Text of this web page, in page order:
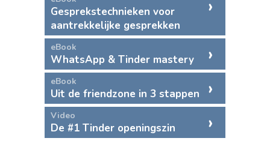
Gesprekstechnieken voor
aantrekkelijke gesprekken
eBook
WhatsApp & Tinder mastery
eBook
Uit de friendzone in 3 stappen
Video
De #1 Tinder openingszin